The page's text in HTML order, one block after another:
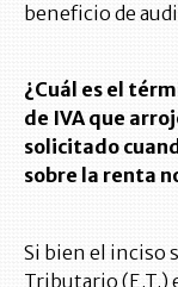
beneficio de
¿Cuál es el
de IVA que
solicitado
sobre la renta
Si bien el inciso
Tributario (E.T.)